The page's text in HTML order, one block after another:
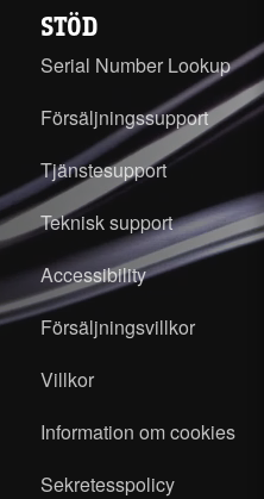
STÖD
Serial Number Lookup
Försäljningssupport
Tjänstesupport
Teknisk support
Accessibility
Försäljningsvillkor
Villkor
Information om cookies
Sekretesspolicy